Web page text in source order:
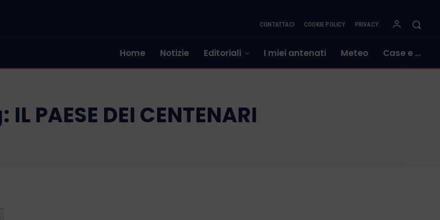
CONTATTACI COOKIE POLICY PRIVACY
Home Notizie Editoriali I miei antenati Meteo Case e …
IL PAESE DEI CENTENARI